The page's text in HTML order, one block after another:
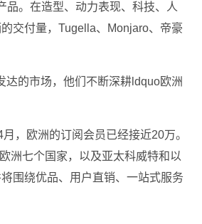
品。在造型、动力表现、科技、人
交付量，Tugella、Monjaro、帝豪
的市场，他们不断深耕ldquo欧洲
，欧洲的订阅会员已经接近20万。
洲七个国家，以及亚太科威特和以
围绕优品、用户直销、一站式服务